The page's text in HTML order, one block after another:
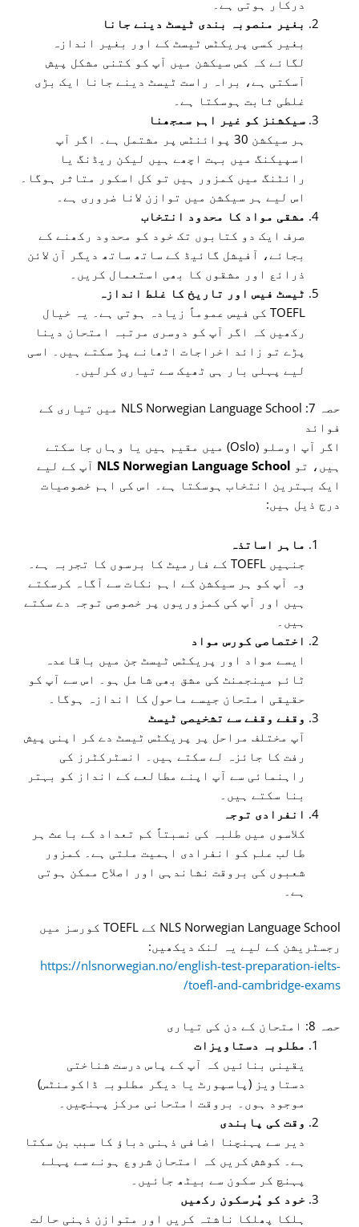
درکار ہوتی ہے۔
بغیر منصوبہ بندی ٹیسٹ دینے جانا
بغیر کسی پریکٹس ٹیسٹ کے اور بغیر اندازہ
لگائے کہ کس سیکشن میں آپ کو کتنی مشکل پیش
آسکتی ہے، براہ راست ٹیسٹ دینے جانا ایک بڑی
غلطی ثابت ہوسکتا ہے۔
سیکشنز کو غیر اہم سمجھنا
ہر سیکشن 30 پوائنٹس پر مشتمل ہے۔ اگر آپ
اسپیکنگ میں بہت اچھے ہیں لیکن ریڈنگ یا
رائٹنگ میں کمزور ہیں تو کل اسکور متاثر ہوگا۔
اس لیے ہر سیکشن میں توازن لانا ضروری ہے۔
مشقی مواد کا محدود انتخاب
صرف ایک دو کتابوں تک خود کو محدود رکھنے کے
بجائے، آفیشل گائیڈ کے ساتھ ساتھ دیگر آن لائن
ذرائع اور مشقوں کا بھی استعمال کریں۔
ٹیسٹ فیس اور تاریخ کا غلط اندازہ
TOEFL کی فیس عموماً زیادہ ہوتی ہے۔ یہ خیال
رکھیں کہ اگر آپ کو دوسری مرتبہ امتحان دینا
پڑے تو زائد اخراجات اٹھانے پڑ سکتے ہیں۔ اسی
لیے پہلی بار ہی ٹھیک سے تیاری کرلیں۔
حصہ 7: NLS Norwegian Language School میں تیاری کے
فوائد
اگر آپ اوسلو (Oslo) میں مقیم ہیں یا وہاں جا سکتے
ہیں، تو NLS Norwegian Language School آپ کے لیے
ایک بہترین انتخاب ہوسکتا ہے۔ اس کی اہم خصوصیات
درج ذیل ہیں:
ماہر اساتذہ
جنہیں TOEFL کے فارمیٹ کا برسوں کا تجربہ ہے۔
وہ آپ کو ہر سیکشن کے اہم نکات سے آگاہ کرسکتے
ہیں اور آپ کی کمزوریوں پر خصوصی توجہ دے سکتے
ہیں۔
اختصاصی کورس مواد
ایسے مواد اور پریکٹس ٹیسٹ جن میں باقاعدہ
ٹائم مینجمنٹ کی مشق بھی شامل ہو۔ اس سے آپ کو
حقیقی امتحان جیسے ماحول کا اندازہ ہوگا۔
وقفے وقفے سے تشخیصی ٹیسٹ
آپ مختلف مراحل پر پریکٹس ٹیسٹ دے کر اپنی پیش
رفت کا جائزہ لے سکتے ہیں۔ انسٹرکٹرز کی
راہنمائی سے آپ اپنے مطالعے کے انداز کو بہتر
بنا سکتے ہیں۔
انفرادی توجہ
کلاسوں میں طلبہ کی نسبتاً کم تعداد کے باعث ہر
طالب علم کو انفرادی اہمیت ملتی ہے۔ کمزور
شعبوں کی بروقت نشاندہی اور اصلاح ممکن ہوتی
ہے۔
NLS Norwegian Language School کے TOEFL کورسز میں
رجسٹریشن کے لیے یہ لنک دیکھیں:
https://nlsnorwegian.no/english-test-preparation-ielts-
toefl-and-cambridge-exams/
حصہ 8: امتحان کے دن کی تیاری
مطلوبہ دستاویزات
یقینی بنائیں کہ آپ کے پاس درست شناختی
دستاویز (پاسپورٹ یا دیگر مطلوبہ ڈاکومنٹس)
موجود ہوں۔ بروقت امتحانی مرکز پہنچیں۔
وقت کی پابندی
دیر سے پہنچنا اضافی ذہنی دباؤ کا سبب بن سکتا
ہے۔ کوشش کریں کہ امتحان شروع ہونے سے پہلے
پہنچ کر سکون سے بیٹھ جائیں۔
خود کو پُرسکون رکھیں
ہلکا پھلکا ناشتہ کریں اور متوازن ذہنی حالت